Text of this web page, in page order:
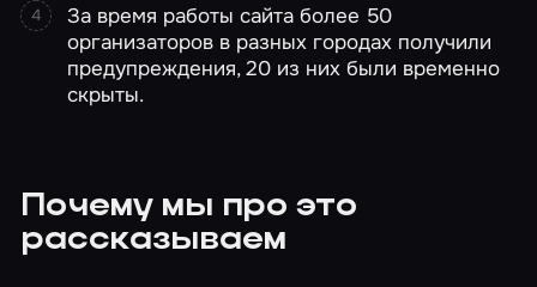
За время работы сайта более 50
организаторов в разных городах получили
предупреждения, 20 из них были временно
скрыты.
Почему мы про это
рассказываем